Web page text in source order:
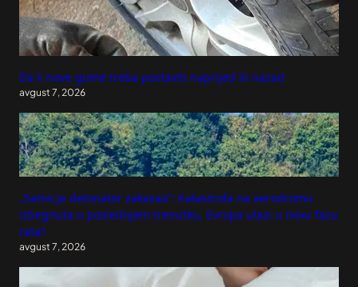
Da li nove gume treba postaviti naprijed ili nazad
avgust 7, 2026
„Samo je detonator zakazao“: Katastrofa na aerodromu
izbegnuta u poslednjem trenutku, Evropa ulazi u novu fazu
rata?
avgust 7, 2026